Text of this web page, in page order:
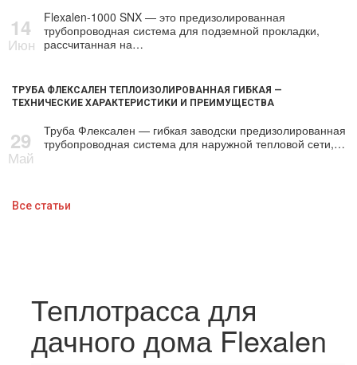
14
Июн
Flexalen-1000 SNX — это предизолированная
трубопроводная система для подземной прокладки,
рассчитанная на…
ТРУБА ФЛЕКСАЛЕН ТЕПЛОИЗОЛИРОВАННАЯ ГИБКАЯ —
ТЕХНИЧЕСКИЕ ХАРАКТЕРИСТИКИ И ПРЕИМУЩЕСТВА
29
Май
Труба Флексален — гибкая заводски предизолированная
трубопроводная система для наружной тепловой сети,…
Все статьи
Теплотрасса для
дачного дома Flexalen